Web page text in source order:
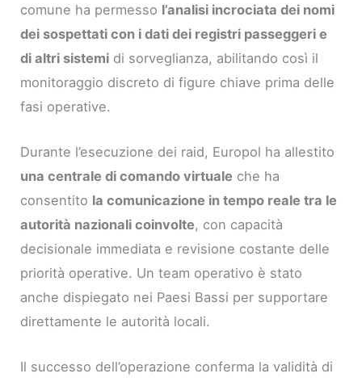
comune ha permesso l’analisi incrociata dei nomi
dei sospettati con i dati dei registri passeggeri e
di altri sistemi di sorveglianza, abilitando così il
monitoraggio discreto di figure chiave prima delle
fasi operative.
Durante l’esecuzione dei raid, Europol ha allestito
una centrale di comando virtuale che ha
consentito la comunicazione in tempo reale tra le
autorità nazionali coinvolte, con capacità
decisionale immediata e revisione costante delle
priorità operative. Un team operativo è stato
anche dispiegato nei Paesi Bassi per supportare
direttamente le autorità locali.
Il successo dell’operazione conferma la validità di